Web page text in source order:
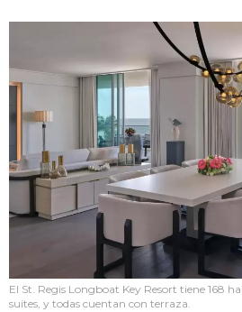
El St. Regis Longboat Key Resort tiene 168
suites, y todas cuentan con terraza.